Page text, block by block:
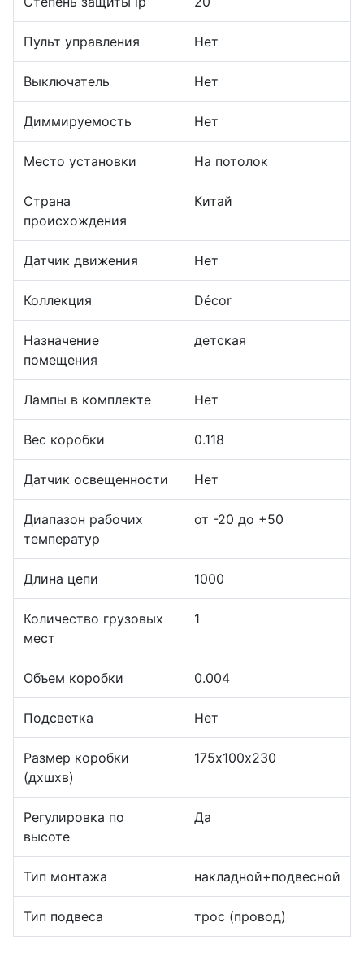
Пульт управления Нет
Выключатель Нет
Диммируемость Нет
Место установки На потолок
Страна
происхождения
Китай
Датчик движения Нет
Коллекция Décor
Назначение
помещения
детская
Лампы в комплекте Нет
Вес коробки 0.118
Датчик освещенности Нет
Диапазон рабочих
температур
от -20 до +50
Длина цепи 1000
Количество грузовых
мест
1
Объем коробки 0.004
Подсветка Нет
Размер коробки
(дхшхв)
175х100х230
Регулировка по
высоте
Да
Тип монтажа накладной+подвесной
Тип подвеса трос (провод)